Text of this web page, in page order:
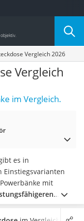
Vergleich 2026
Vergleich
im Vergleich.
es in
Einstiegsvarianten
mit
Geräten für